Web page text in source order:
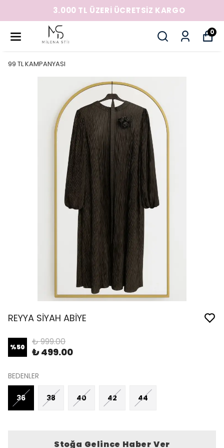
3.000 TL ÜZERİ ÜCRETSİZ KARGO
0
99 TL KAMPANYASI
REYYA SİYAH ABİYE
%50 ₺ 999.00
₺ 499.00
BEDENLER
36 38 40 42 44
Stoğa Gelince Haber Ver